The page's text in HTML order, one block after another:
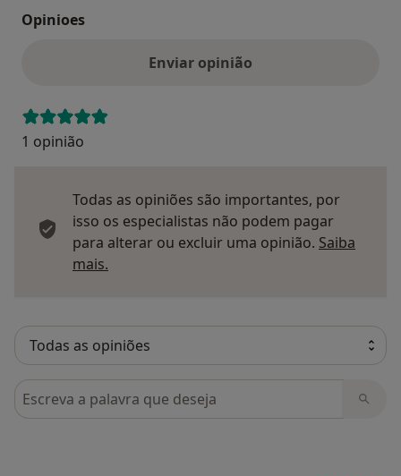
Opinioes
Enviar opinião
1 opinião
Todas as opiniões são importantes, por
isso os especialistas não podem pagar
para alterar ou excluir uma opinião. Saiba
mais.
Pesquisar em opiniões